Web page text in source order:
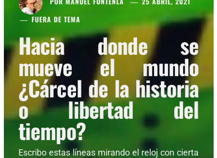
FUERA DE TEMA
Hacia donde se
mueve el mundo
¿Cárcel de la historia
o libertad del
tiempo?
Escribo estas líneas mirando el reloj con cierta